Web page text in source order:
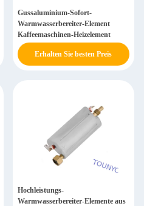
Gussaluminium-Sofort-
Warmwasserbereiter-Element
Kaffeemaschinen-Heizelement
Erhalten Sie besten Preis
Hochleistungs-
Warmwasserbereiter-Elemente aus